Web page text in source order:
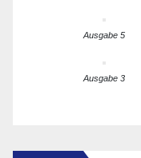
Ausgabe 5
Ausgabe 3